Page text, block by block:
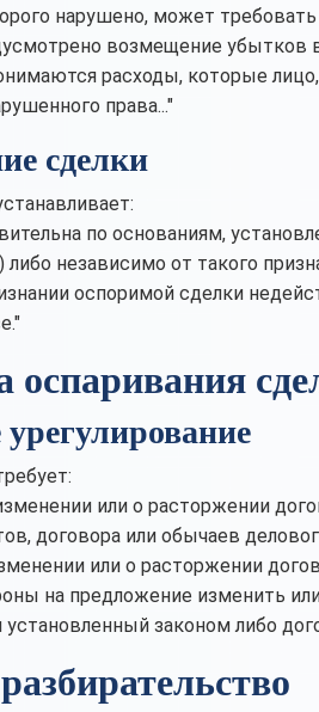
нарушено, может
возмещение убытков
расходы, которые
права..."
сделки
по основаниям,
независимо от такого
оспоримой сделки
оспаривания
урегулирование
или о расторжении
договора или обычаев
или о расторжении
на предложение изменить
законом либо